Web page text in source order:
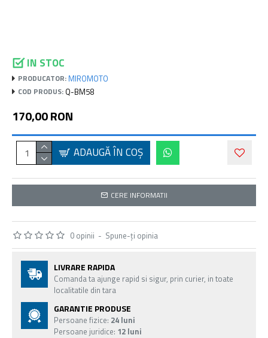
IN STOC
PRODUCATOR: MIROMOTO
COD PRODUS: Q-BM58
0 opinii - Spune-ţi opinia
170,00 RON
ADAUGĂ ÎN COŞ
CERE INFORMATII
LIVRARE RAPIDA
Comanda ta ajunge rapid si sigur, prin curier, in toate
localitatile din tara
GARANTIE PRODUSE
Persoane fizice: 24 luni
Persoane juridice: 12 luni